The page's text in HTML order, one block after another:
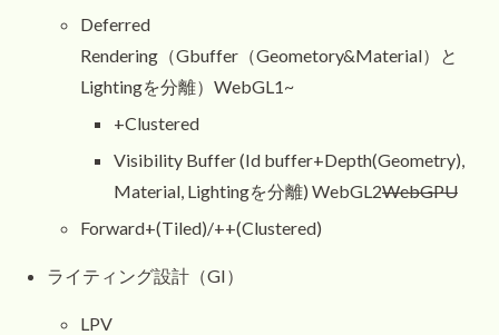
Deferred
Rendering（Gbuffer（Geometory&Material）と
Lightingを分離）WebGL1~
+Clustered
Visibility Buffer (Id buffer+Depth(Geometry),
Material, Lightingを分離) WebGL2WebGPU
Forward+(Tiled)/++(Clustered)
ライティング設計（GI）
LPV